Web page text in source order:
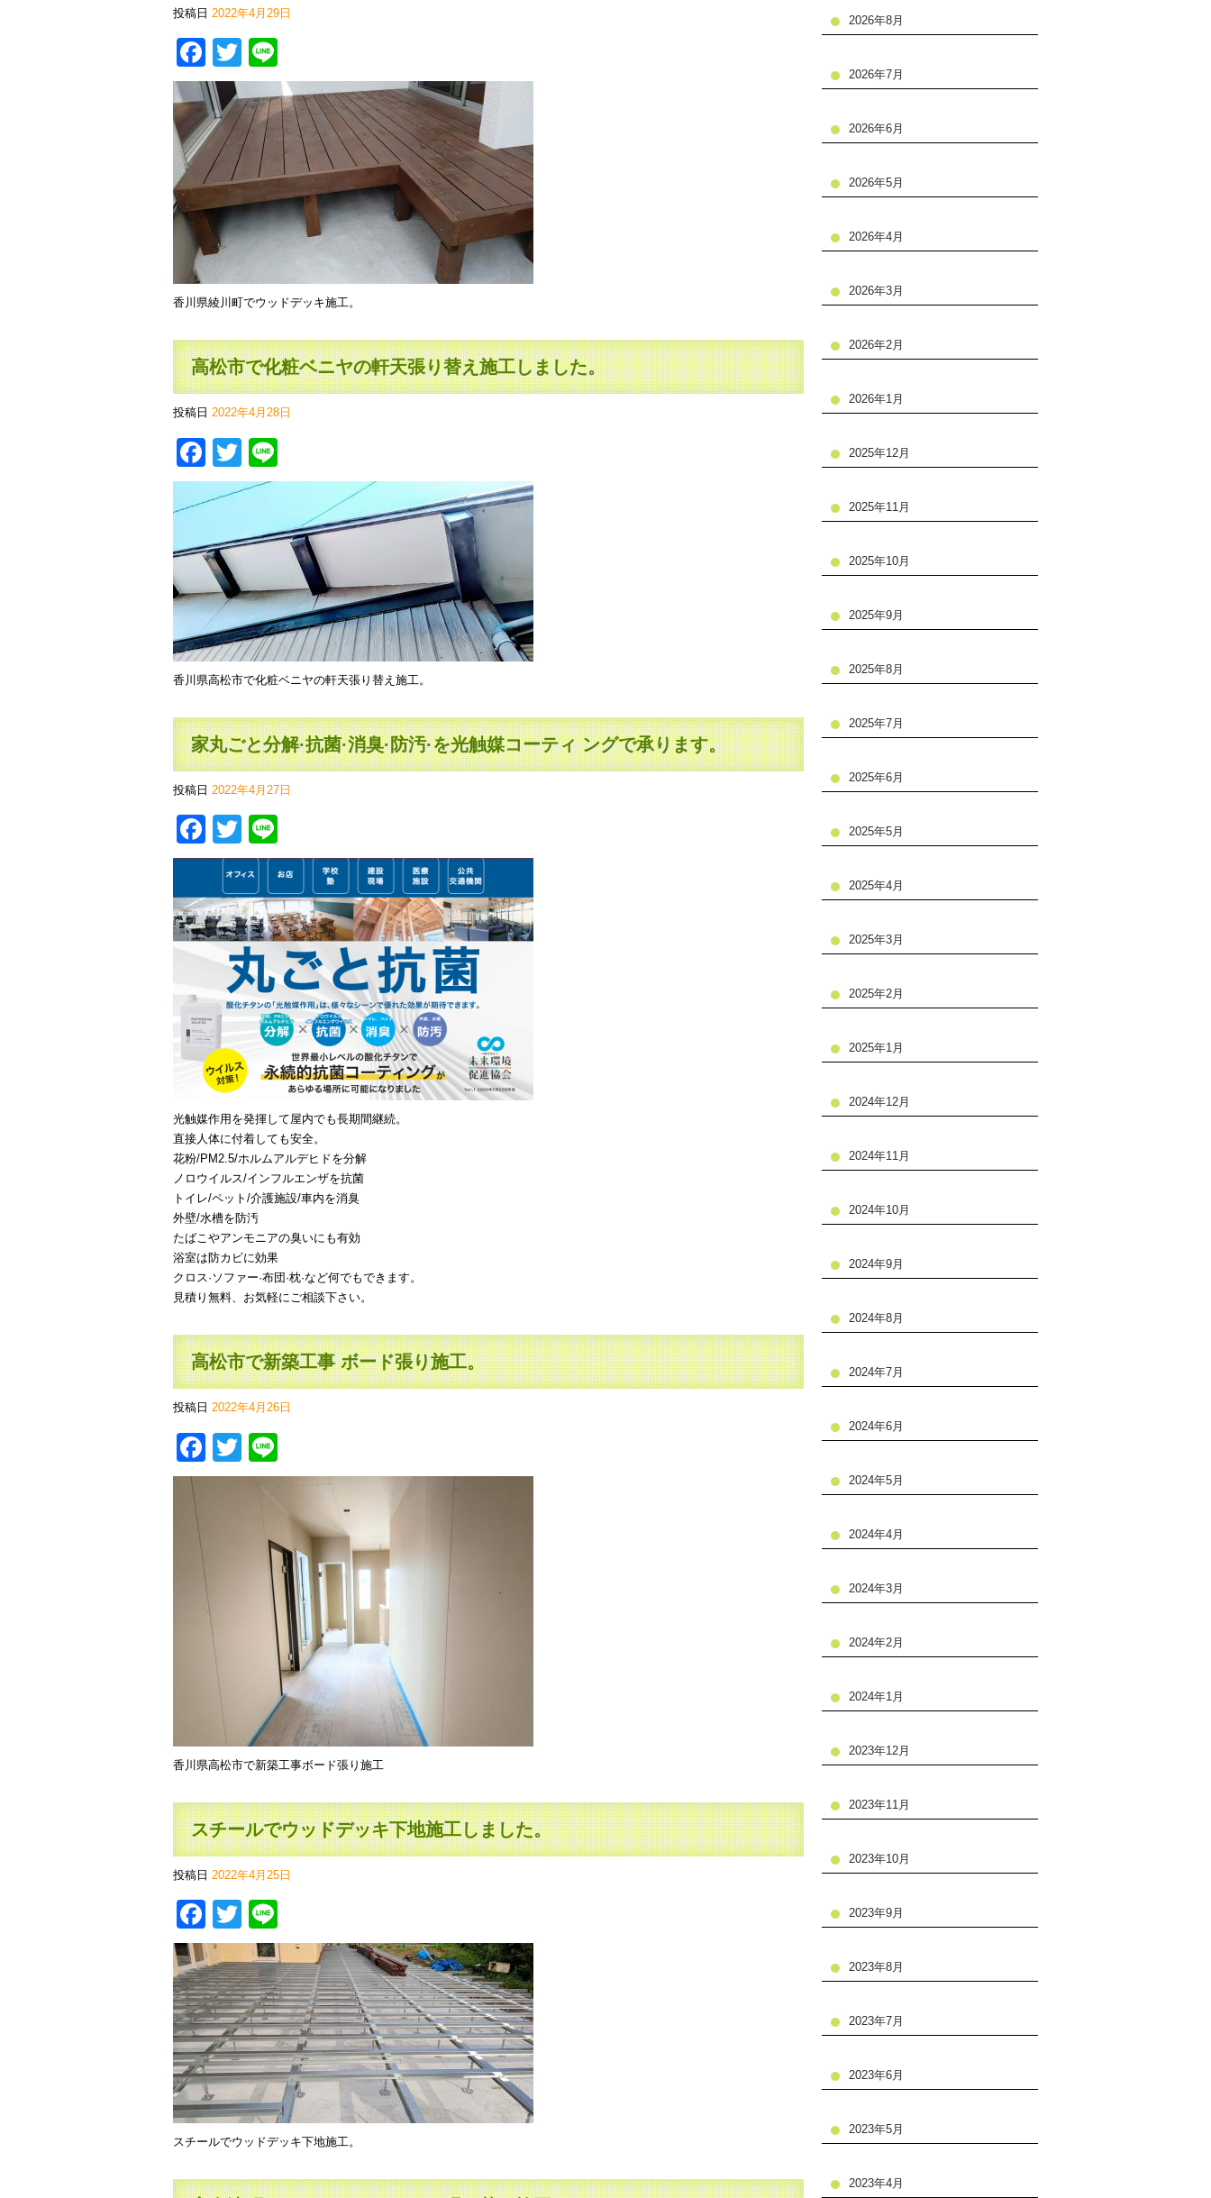
投稿日 2022年4月29日
Facebook
Twitter
香川県綾川町でウッドデッキ施工。
高松市で化粧ベニヤの軒天張り替え施工しました。
投稿日 2022年4月28日
Facebook
Twitter
香川県高松市で化粧ベニヤの軒天張り替え施工。
家丸ごと分解·抗菌·消臭·防汚·を光触媒コーティ ングで承ります。
投稿日 2022年4月27日
Facebook
Twitter
光触媒作用を発揮して屋内でも長期間継続。
直接人体に付着しても安全。
花粉/PM2.5/ホルムアルデヒドを分解
ノロウイルス/インフルエンザを抗菌
トイレ/ペット/介護施設/車内を消臭
外壁/水槽を防汚
たばこやアンモニアの臭いにも有効
浴室は防カビに効果
クロス·ソファー·布団·枕·など何でもできます。
見積り無料、お気軽にご相談下さい。
高松市で新築工事 ボード張り施工。
投稿日 2022年4月26日
Facebook
Twitter
香川県高松市で新築工事ボード張り施工
スチールでウッドデッキ下地施工しました。
投稿日 2022年4月25日
Facebook
Twitter
スチールでウッドデッキ下地施工。
2026年8月
2026年7月
2026年6月
2026年5月
2026年4月
2026年3月
2026年2月
2026年1月
2025年12月
2025年11月
2025年10月
2025年9月
2025年8月
2025年7月
2025年6月
2025年5月
2025年4月
2025年3月
2025年2月
2025年1月
2024年12月
2024年11月
2024年10月
2024年9月
2024年8月
2024年7月
2024年6月
2024年5月
2024年4月
2024年3月
2024年2月
2024年1月
2023年12月
2023年11月
2023年10月
2023年9月
2023年8月
2023年7月
2023年6月
2023年5月
2023年4月